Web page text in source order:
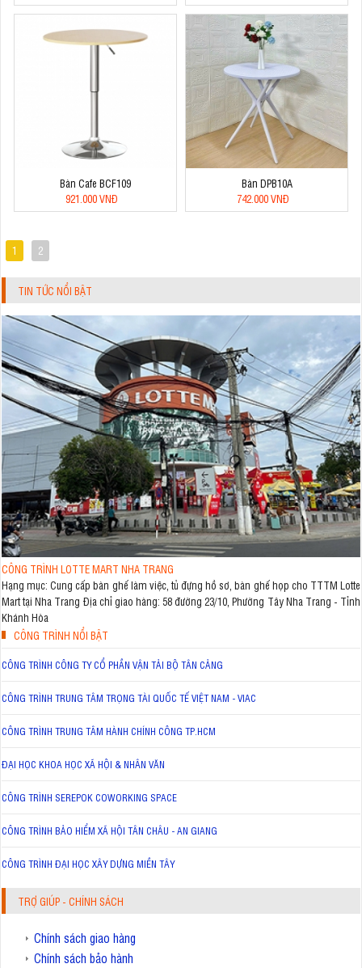
Bàn Cafe BCF109
921.000 VNĐ
Bàn DPB10A
742.000 VNĐ
1 2
TIN TỨC NỔI BẬT
CÔNG TRÌNH LOTTE MART NHA TRANG
Hạng mục: Cung cấp bàn ghế làm việc, tủ đựng hồ sơ, bàn ghế họp cho TTTM Lotte
Mart tại Nha Trang Địa chỉ giao hàng: 58 đường 23/10, Phường Tây Nha Trang - Tỉnh
Khánh Hòa
CÔNG TRÌNH NỔI BẬT
CÔNG TRÌNH CÔNG TY CỔ PHẦN VẬN TẢI BỘ TÂN CẢNG
CÔNG TRÌNH TRUNG TÂM TRỌNG TÀI QUỐC TẾ VIỆT NAM - VIAC
CÔNG TRÌNH TRUNG TÂM HÀNH CHÍNH CÔNG TP.HCM
ĐẠI HỌC KHOA HỌC XÃ HỘI & NHÂN VĂN
CÔNG TRÌNH SEREPOK COWORKING SPACE
CÔNG TRÌNH BẢO HIỂM XÃ HỘI TÂN CHÂU - AN GIANG
CÔNG TRÌNH ĐẠI HỌC XÂY DỰNG MIỀN TÂY
TRỢ GIÚP - CHÍNH SÁCH
Chính sách giao hàng
Chính sách bảo hành